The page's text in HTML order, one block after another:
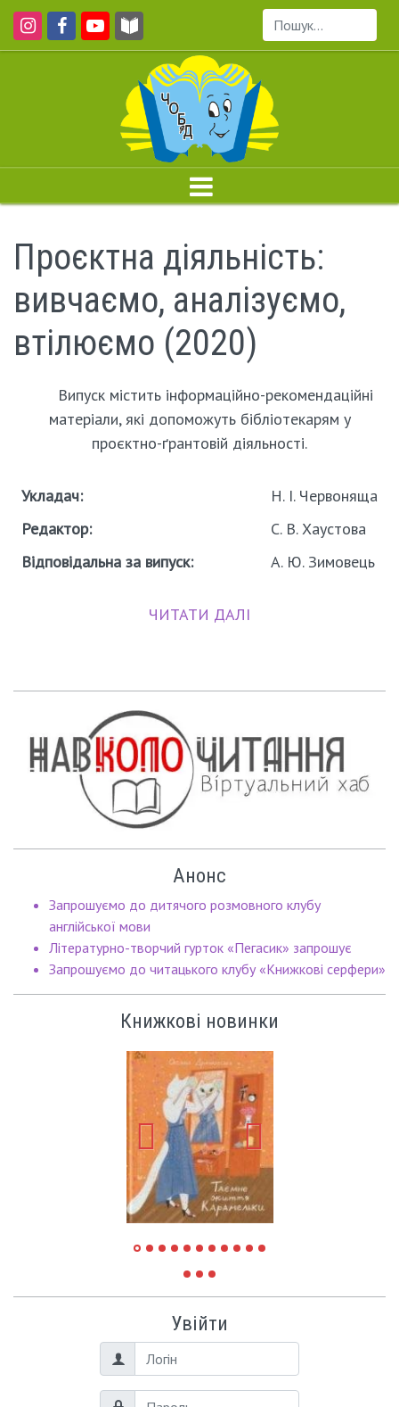
Пошук...
Проєктна діяльність:
вивчаємо, аналізуємо,
втілюємо (2020)
Випуск містить інформаційно-рекомендаційні
матеріали, які допоможуть бібліотекарям у
проєктно-ґрантовій діяльності.
Укладач:
Н. І. Червоняща
Редактор:
С. В. Хаустова
Відповідальна за випуск:
А. Ю. Зимовець
ЧИТАТИ ДАЛІ
Анонс
Запрошуємо до дитячого розмовного клубу
англійської мови
Літературно-творчий гурток «Пегасик» запрошує
Запрошуємо до читацького клубу «Книжкові серфери»
Книжкові новинки
Увійти
Логін